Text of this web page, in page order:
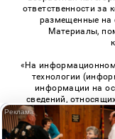
ответственности за
размещенные на
Материалы,
«На
технологии
информации на
сведений,
«Интернет»,
Федерации)».
технологий в